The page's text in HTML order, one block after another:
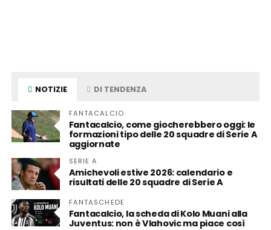
NOTIZIE DI TENDENZA
FANTACALCIO
Fantacalcio, come giocherebbero oggi: le
formazioni tipo delle 20 squadre di Serie A
aggiornate
SERIE A
Amichevoli estive 2026: calendario e
risultati delle 20 squadre di Serie A
FANTASCHEDE
Fantacalcio, la scheda di Kolo Muani alla
Juventus: non è Vlahovic ma piace così